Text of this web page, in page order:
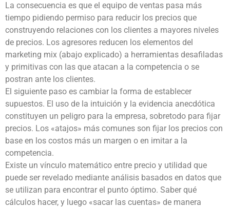
La consecuencia es que el equipo de ventas pasa más
tiempo pidiendo permiso para reducir los precios que
construyendo relaciones con los clientes a mayores niveles
de precios. Los agresores reducen los elementos del
marketing mix (abajo explicado) a herramientas desafiladas
y primitivas con las que atacan a la competencia o se
postran ante los clientes.
El siguiente paso es cambiar la forma de establecer
supuestos. El uso de la intuición y la evidencia anecdótica
constituyen un peligro para la empresa, sobretodo para fijar
precios. Los «atajos» más comunes son fijar los precios con
base en los costos más un margen o en imitar a la
competencia.
Existe un vínculo matemático entre precio y utilidad que
puede ser revelado mediante análisis basados en datos que
se utilizan para encontrar el punto óptimo. Saber qué
cálculos hacer, y luego «sacar las cuentas» de manera